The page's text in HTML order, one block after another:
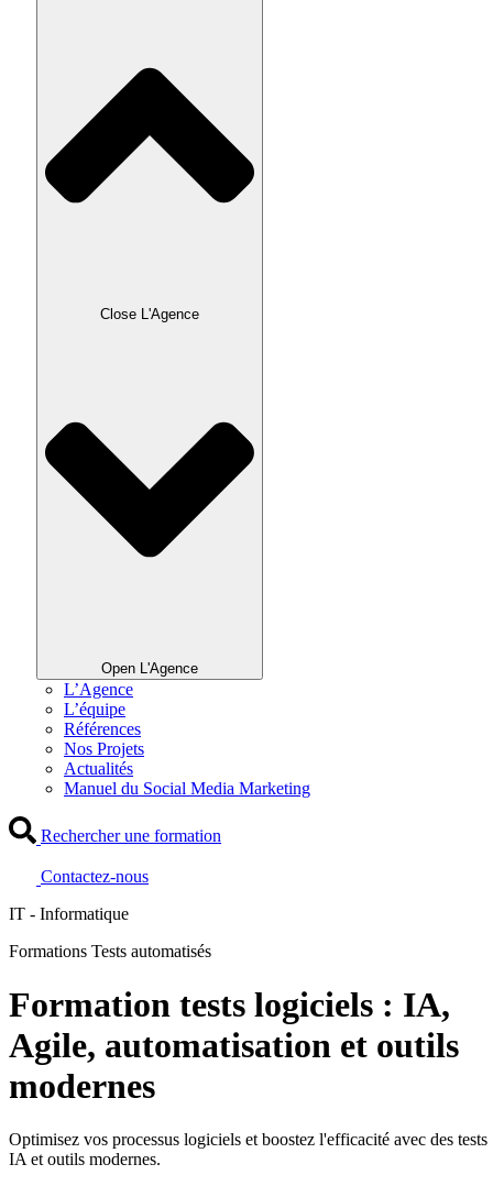
Close L'Agence
Open L'Agence
L’Agence
L’équipe
Références
Nos Projets
Actualités
Manuel du Social Media Marketing
Rechercher une formation
Contactez-nous
IT - Informatique
Formations Tests automatisés
Formation tests logiciels : IA,
Agile, automatisation et outils
modernes
Optimisez vos processus logiciels et boostez l'efficacité avec des tests
IA et outils modernes.